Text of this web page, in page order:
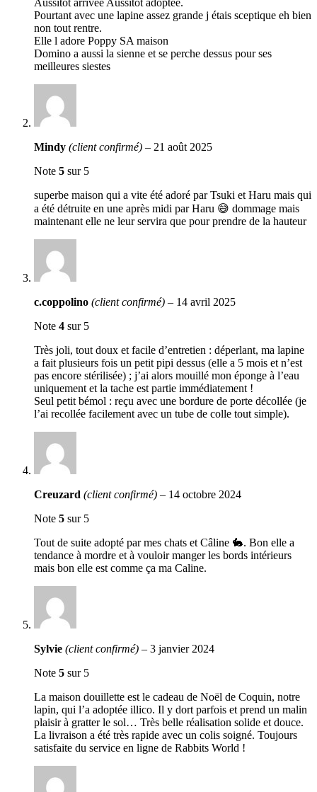
Pourtant avec une lapine assez grande j étais sceptique eh bien
non tout rentre.
Elle l adore Poppy SA maison
Domino a aussi la sienne et se perche dessus pour ses
meilleures siestes
Mindy (client confirmé) – 21 août 2025
Note 5 sur 5
superbe maison qui a vite été adoré par Tsuki et Haru mais qui
a été détruite en une après midi par Haru 😅 dommage mais
maintenant elle ne leur servira que pour prendre de la hauteur
c.coppolino (client confirmé) – 14 avril 2025
Note 4 sur 5
Très joli, tout doux et facile d’entretien : déperlant, ma lapine
a fait plusieurs fois un petit pipi dessus (elle a 5 mois et n’est
pas encore stérilisée) ; j’ai alors mouillé mon éponge à l’eau
uniquement et la tache est partie immédiatement !
Seul petit bémol : reçu avec une bordure de porte décollée (je
l’ai recollée facilement avec un tube de colle tout simple).
Creuzard (client confirmé) – 14 octobre 2024
Note 5 sur 5
Tout de suite adopté par mes chats et Câline 🐇. Bon elle a
tendance à mordre et à vouloir manger les bords intérieurs
mais bon elle est comme ça ma Caline.
Sylvie (client confirmé) – 3 janvier 2024
Note 5 sur 5
La maison douillette est le cadeau de Noël de Coquin, notre
lapin, qui l’a adoptée illico. Il y dort parfois et prend un malin
plaisir à gratter le sol… Très belle réalisation solide et douce.
La livraison a été très rapide avec un colis soigné. Toujours
satisfaite du service en ligne de Rabbits World !